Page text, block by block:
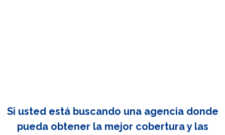
Si usted está buscando una agencia donde
pueda obtener la mejor cobertura y las